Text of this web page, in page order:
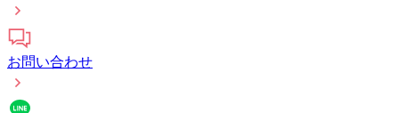
お問い合わせ